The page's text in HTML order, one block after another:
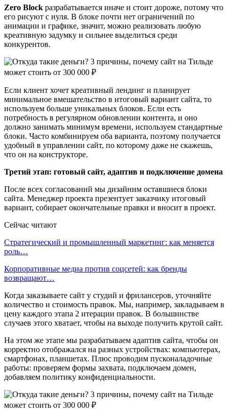
Zero Block разрабатывается иначе и стоит дороже, потому что
его рисуют с нуля. В блоке почти нет ограничений по
анимации и графике, значит, можно реализовать любую
креативную задумку и сильнее выделиться среди
конкурентов.
Если клиент хочет креативный лендинг и планирует
минимальное вмешательство в итоговый вариант сайта, то
используем больше уникальных блоков. Если есть
потребность в регулярном обновлении контента, и оно
должно занимать минимум времени, используем стандартные
блоки. Часто комбинируем оба варианта, поэтому получается
удобный в управлении сайт, по которому даже не скажешь,
что он на конструкторе.
Третий этап: готовый сайт, адаптив и подключение домена
После всех согласований мы дизайним оставшиеся блоки
сайта. Менеджер проекта презентует заказчику итоговый
вариант, собирает окончательные правки и вносит в проект.
Сейчас читают
Стратегический и промышленный маркетинг: как меняется
роль…
Корпоративные медиа против соцсетей: как бренды
возвращают…
Когда заказываете сайт у студий и фрилансеров, уточняйте
количество и стоимость правок. Мы, например, закладываем в
цену каждого этапа 2 итерации правок. В большинстве
случаев этого хватает, чтобы на выходе получить крутой сайт.
На этом же этапе мы разрабатываем адаптив сайта, чтобы он
корректно отображался на разных устройствах: компьютерах,
смартфонах, планшетах. Плюс проводим пусконаладочные
работы: проверяем формы захвата, подключаем домен,
добавляем политику конфиденциальности.